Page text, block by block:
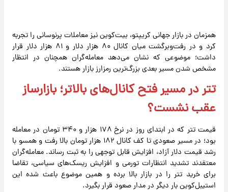
همزمان در بازار جهانی کریپتو، بیت‌کوین نیز معاملات پرنوسانی را تجربه
کرد و در رفت‌وبرگشت میان کانال ۸۰ هزار دلار و ۸۱ هزار دلار قرار
داشت؛ موضوعی که نشان می‌دهد معامله‌گران همچنان در انتظار
مشخص شدن مسیر بعدی بزرگ‌ترین رمزارز بازار هستند.
تتر در مسیر فتح کانال‌های بالاتر؛ بازارساز
عقب نشست؟
قیمت تتر که در ابتدای روز در نرخ ۱۷۸ هزار و ۳۴۰ تومان در معامله
بود؛ در مسیر صعودی تا کف کانال ۱۸۲ هزار تومان بالا رفت و همسو با
رشد قیمت دلار آزاد، افزایش قابل توجهی را به ثبت رساند. معامله‌گران
معتقدند تشدید انتظارات تورمی و افزایش ریسک‌های سیاسی، تقاضا
برای خرید تتر را در بازار بالا برده و همین موضوع باعث شده این
استیبل‌کوین بار دیگر در مدار صعود قرار بگیرد.